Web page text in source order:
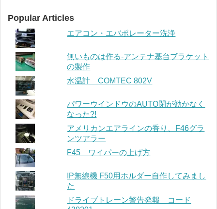
Popular Articles
エアコン・エバポレーター洗浄
無いものは作る-アンテナ基台ブラケット
の製作
水温計 COMTEC 802V
パワーウインドウのAUTO閉が効かなく
なった?!
アメリカンエアラインの香り、F46グラ
ンツアラー
F45 ワイパーの上げ方
IP無線機 F50用ホルダー自作してみまし
た
ドライブトレーン警告発報 コード